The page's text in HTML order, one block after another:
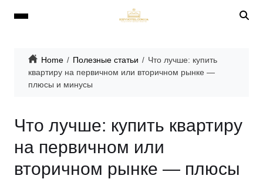
Home Полезные статьи
Что лучше: купить
квартиру на первичном или вторичном рынке —
плюсы и минусы
Что лучше: купить квартиру
на первичном или
вторичном рынке — плюсы